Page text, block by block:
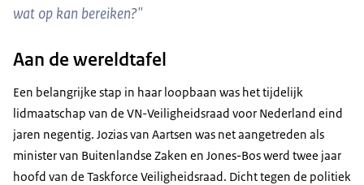
wat op kan bereiken?"
Aan de wereldtafel
Een belangrijke stap in haar loopbaan was het tijdelijk
lidmaatschap van de VN-Veiligheidsraad voor Nederland eind
jaren negentig. Jozias van Aartsen was net aangetreden als
minister van Buitenlandse Zaken en Jones-Bos werd twee jaar
hoofd van de Taskforce Veiligheidsraad. Dicht tegen de politiek